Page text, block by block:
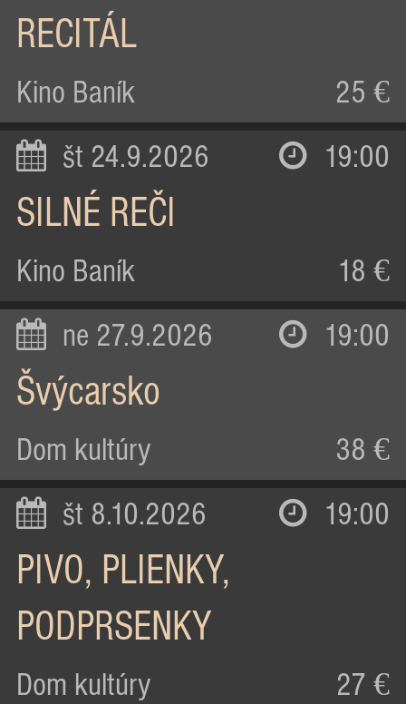
RECITÁL
Kino Baník 25 €
št 24.9.2026 19:00
SILNÉ REČI
Kino Baník 18 €
ne 27.9.2026 19:00
Švýcarsko
Dom kultúry 38 €
št 8.10.2026 19:00
PIVO, PLIENKY,
PODPRSENKY
Dom kultúry 27 €